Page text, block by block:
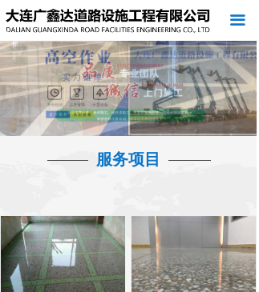
끀
首页
关于我们
服务项目
客户案例
新闻中心
联系我们
服务项目